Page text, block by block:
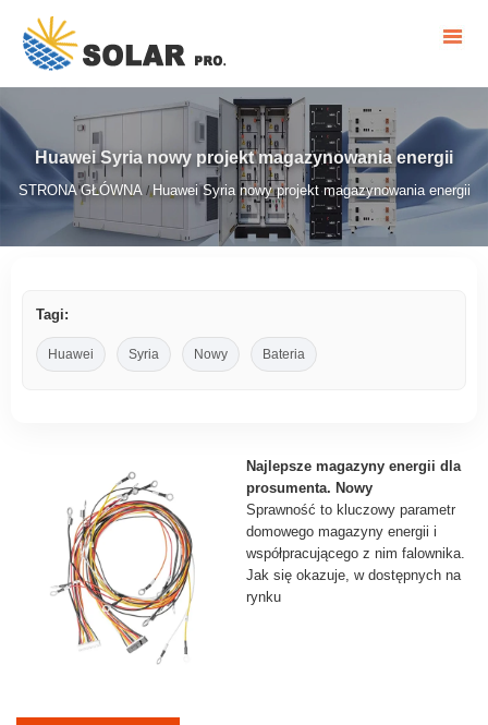
Huawei Syria nowy projekt magazynowania energii
STRONA GŁÓWNA/Huawei Syria nowy projekt magazynowania energii
Tagi:
Huawei Syria Nowy Bateria
Najlepsze magazyny energii dla
prosumenta. Nowy
Sprawność to kluczowy parametr
domowego magazyny energii i
współpracującego z nim falownika.
Jak się okazuje, w dostępnych na
rynku